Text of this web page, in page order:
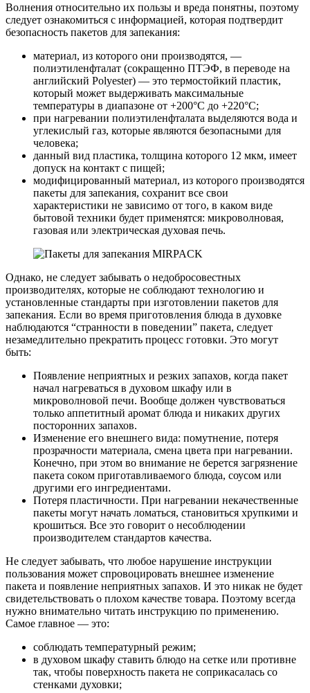
Волнения относительно их пользы и вреда понятны, поэтому
следует ознакомиться с информацией, которая подтвердит
безопасность пакетов для запекания:
материал, из которого они производятся, —
полиэтиленфталат (сокращенно ПТЭФ, в переводе на
английский Polyester) — это термостойкий пластик,
который может выдерживать максимальные
температуры в диапазоне от +200°C до +220°C;
при нагревании полиэтиленфталата выделяются вода и
углекислый газ, которые являются безопасными для
человека;
данный вид пластика, толщина которого 12 мкм, имеет
допуск на контакт с пищей;
модифицированный материал, из которого производятся
пакеты для запекания, сохранит все свои
характеристики не зависимо от того, в каком виде
бытовой техники будет применятся: микроволновая,
газовая или электрическая духовая печь.
Однако, не следует забывать о недобросовестных
производителях, которые не соблюдают технологию и
установленные стандарты при изготовлении пакетов для
запекания. Если во время приготовления блюда в духовке
наблюдаются “странности в поведении” пакета, следует
незамедлительно прекратить процесс готовки. Это могут
быть:
Появление неприятных и резких запахов, когда пакет
начал нагреваться в духовом шкафу или в
микроволновой печи. Вообще должен чувствоваться
только аппетитный аромат блюда и никаких других
посторонних запахов.
Изменение его внешнего вида: помутнение, потеря
прозрачности материала, смена цвета при нагревании.
Конечно, при этом во внимание не берется загрязнение
пакета соком приготавливаемого блюда, соусом или
другими его ингредиентами.
Потеря пластичности. При нагревании некачественные
пакеты могут начать ломаться, становиться хрупкими и
крошиться. Все это говорит о несоблюдении
производителем стандартов качества.
Не следует забывать, что любое нарушение инструкции
пользования может спровоцировать внешнее изменение
пакета и появление неприятных запахов. И это никак не будет
свидетельствовать о плохом качестве товара. Поэтому всегда
нужно внимательно читать инструкцию по применению.
Самое главное — это:
соблюдать температурный режим;
в духовом шкафу ставить блюдо на сетке или противне
так, чтобы поверхность пакета не соприкасалась со
стенками духовки;